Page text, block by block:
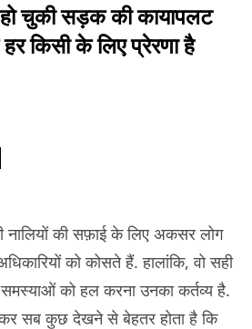
चुकी सड़क की कायापलट
किसी के लिए प्रेरणा है
की सफ़ाई के लिए अकसर लोग
को कोसते हैं. हालांकि, वो सही
को हल करना उनका कर्तव्य है.
सब कुछ देखने से बेहतर होता है कि